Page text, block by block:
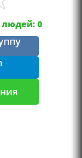
людей: 0